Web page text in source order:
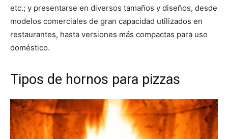
etc.; y presentarse en diversos tamaños y diseños, desde
modelos comerciales de gran capacidad utilizados en
restaurantes, hasta versiones más compactas para uso
doméstico.
Tipos de hornos para pizzas